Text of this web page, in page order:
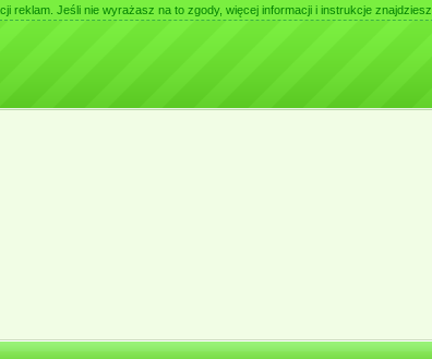
reklam. Jeśli nie wyrażasz na to zgody, więcej informacji i instrukcje znajdziesz